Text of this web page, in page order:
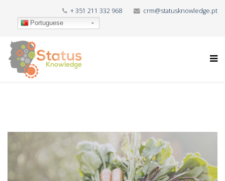
+ 351 211 332 968 crm@statusknowledge.pt
Portuguese